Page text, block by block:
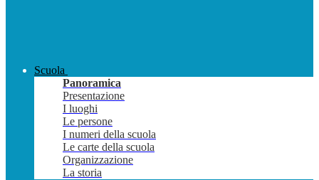
Scuola
Panoramica
Presentazione
I luoghi
Le persone
I numeri della scuola
Le carte della scuola
Organizzazione
La storia